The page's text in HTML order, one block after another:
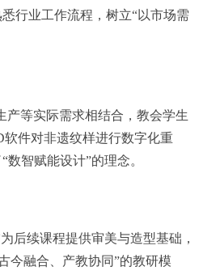
行业工作流程，树立“以市场需
产等实际需求相结合，教会学生
件对非遗纹样进行数字化重
智赋能设计”的理念。
后续课程提供审美与造型基础，
今融合、产教协同”的教研模